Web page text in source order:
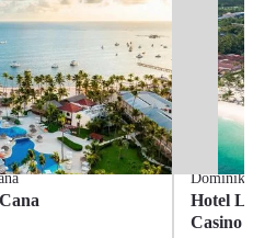
Hotel
Casino